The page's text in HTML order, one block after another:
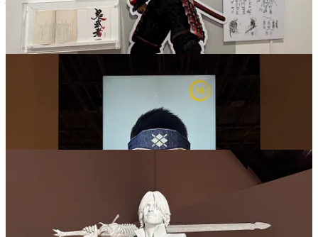
sur le modèle 3D d'un personnage de jeu (Monster Hunter
galerie ci-dessous) ; un test demotion captureaussi ; et ainsi de